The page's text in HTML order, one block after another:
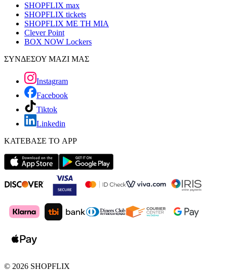
SHOPFLIX max
SHOPFLIX tickets
SHOPFLIX ΜΕ ΤΗ ΜΙΑ
Clever Point
BOX NOW Lockers
ΣΥΝΔΕΣΟΥ ΜΑΖΙ ΜΑΣ
Instagram
Facebook
Tiktok
Linkedin
ΚΑΤΕΒΑΣΕ ΤΟ APP
© 2026 SHOPFLIX